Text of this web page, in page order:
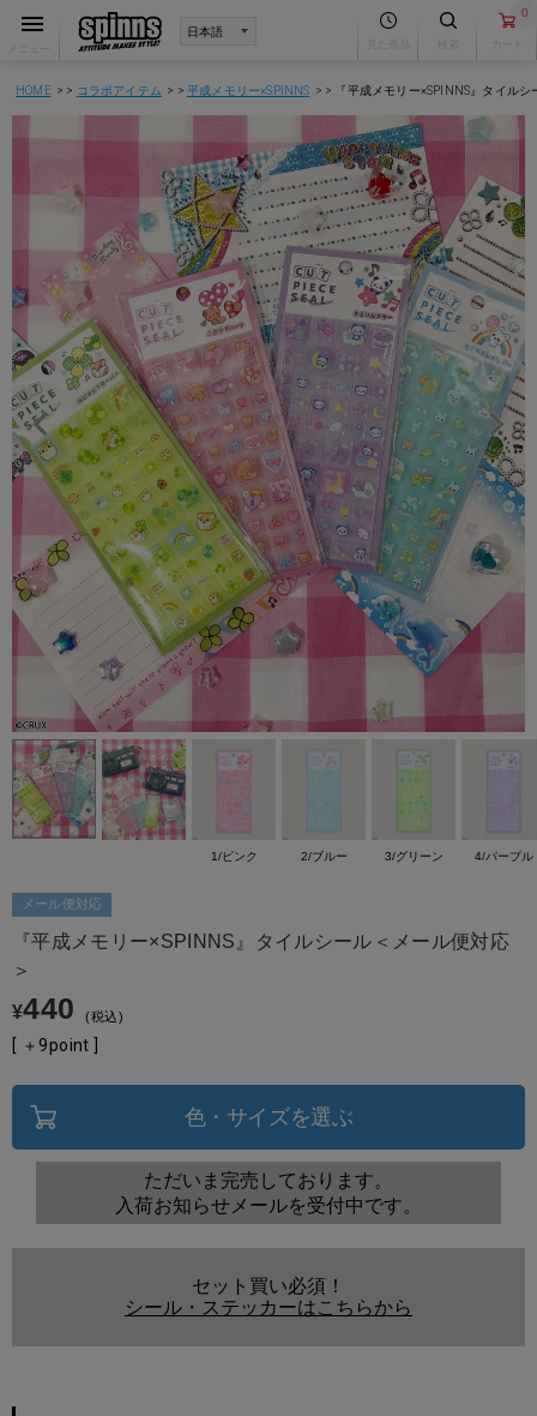
0
HOME コラボアイテム 平成メモリー×SPINNS 『平成メモリー×SPINNS』タイル
メール便対応
『平成メモリー×SPINNS』タイルシール＜メール便対応
＞
¥440 税込
[ ＋9point ]
色・サイズを選ぶ
ただいま完売しております。
入荷お知らせメールを受付中です。
セット買い必須！
シール・ステッカーはこちらから
1/ピンク 2/ブルー 3/グリーン 4/パープル